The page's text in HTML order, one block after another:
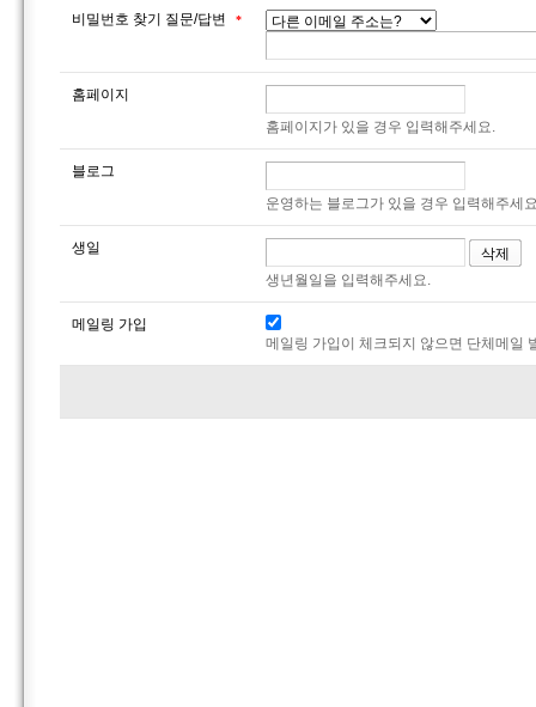
비밀번호 찾기 질문/답변 *
홈페이지
홈페이지가 있을 경우 입력해주세요.
블로그
운영하는 블로그가 있을 경우 입력해주세
생일
생년월일을 입력해주세요.
메일링 가입
메일링 가입이 체크되지 않으면 단체메일